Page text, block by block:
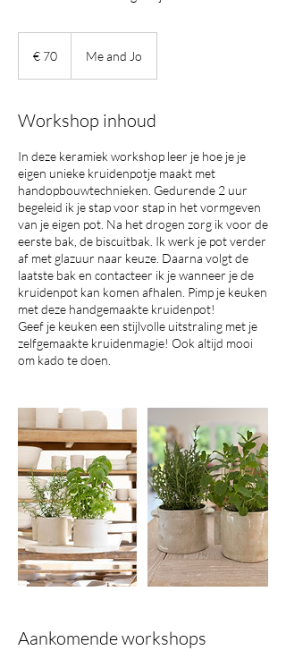
€ 70 Me and Jo
Workshop inhoud
In deze keramiek workshop leer je hoe je je
eigen unieke kruidenpotje maakt met
handopbouwtechnieken. Gedurende 2 uur
begeleid ik je stap voor stap in het vormgeven
van je eigen pot. Na het drogen zorg ik voor de
eerste bak, de biscuitbak. Ik werk je pot verder
af met glazuur naar keuze. Daarna volgt de
laatste bak en contacteer ik je wanneer je de
kruidenpot kan komen afhalen. Pimp je keuken
met deze handgemaakte kruidenpot!
Geef je keuken een stijlvolle uitstraling met je
zelfgemaakte kruidenmagie! Ook altijd mooi
om kado te doen.
Aankomende workshops